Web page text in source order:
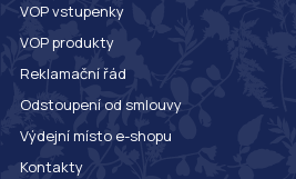
VOP vstupenky
VOP produkty
Reklamační řád
Odstoupení od smlouvy
Výdejní místo e-shopu
Kontakty